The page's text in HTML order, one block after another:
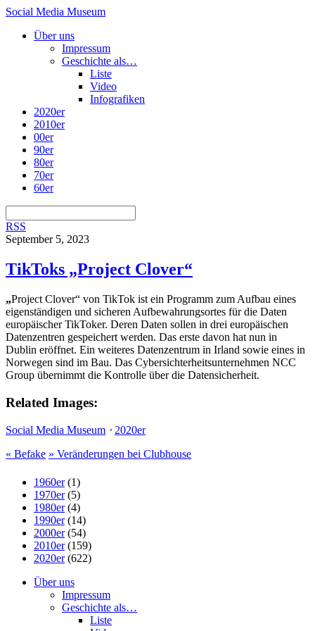
Social Media Museum
Über uns
Impressum
Geschichte als…
Liste
Video
Infografiken
2020er
2010er
00er
90er
80er
70er
60er
RSS
September 5, 2023
TikToks „Project Clover“
„Project Clover“ von TikTok ist ein Programm zum Aufbau eines
eigenständigen und sicheren Aufbewahrungsortes für die Daten
europäischer TikToker. Deren Daten sollen in drei europäischen
Datenzentren gespeichert werden. Das erste davon hat nun in
Dublin eröffnet. Ein weiteres Datenzentrum in Irland sowie eines in
Norwegen sind im Bau. Das Cybersichterheitsunternehmen NCC
Group übernimmt die Kontrolle über die Datensicherheit.
Related Images:
Social Media Museum ⋅ 2020er
« Befake » Veränderungen bei Clubhouse
1960er(1)
1970er(5)
1980er(4)
1990er(14)
2000er(54)
2010er(159)
2020er(622)
Über uns
Impressum
Geschichte als…
Liste